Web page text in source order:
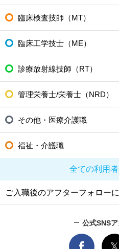
臨床検査技師（MT）
臨床工学技士（ME）
診療放射線技師（RT）
管理栄養士/栄養士（NRD）
その他・医療介護職
福祉・介護職
全ての利用
ご入職後のアフターフォロー
公式SNS